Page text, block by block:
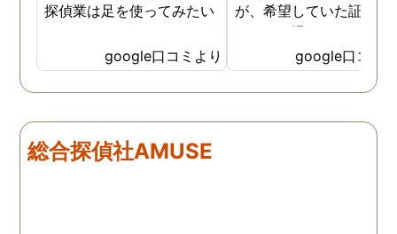
探偵業は足を使ってみたい
SNSなどの知識も豊富で、
色んな視点から対応されて
います。 他の口コミにもあ
金が安く明確で親身になっ
て対応いただける探偵さん
google口コミより
が、希望していた証拠を
っかりと撮ってもらうこ
が出来ました。調査中も
動きがある度に細かく報
してくださり、安心しま
読めない中、柔軟に対応
google口コミ
総合探偵社AMUSE